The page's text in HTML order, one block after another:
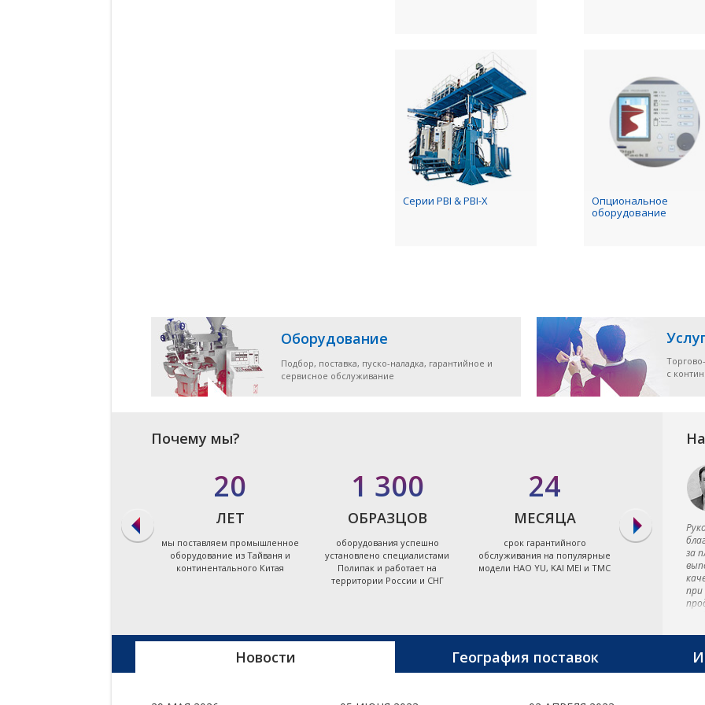
Серии PBI & PBI-X
Опциональное
оборудование
Оборудование
Подбор, поставка, пуско-наладка, гарантийное и
сервисное обслуживание
с
Почему мы?
мы даём ответ на запрос по
20
ЛЕТ
мы поставляем промышленное
оборудование из Тайваня и
континентального Китая
1 300
ОБРАЗЦОВ
оборудования успешно
установлено специалистами
Полипак и работает на
территории России и СНГ
24
МЕСЯЦА
срок гарантийного
обслуживания на популярные
модели HAO YU, KAI MEI и TMC
за
при
Новости География поставок